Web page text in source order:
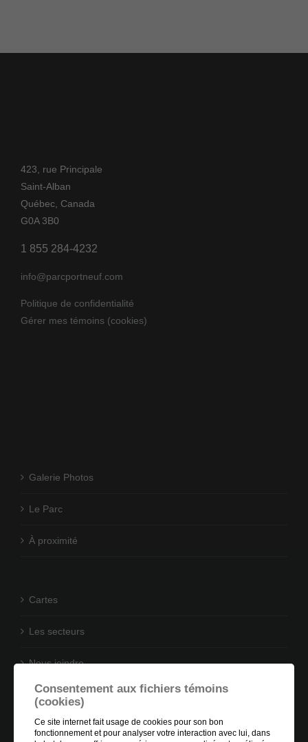
423, rue Principale
Saint-Alban
Québec, Canada
G0A 3B0
1 855 284-4232
info@parcportneuf.com
Politique de confidentialité
Gérer mes témoins (cookies)
Galerie Photos
Le Parc
À proximité
Cartes
Les secteurs
Nous joindre
Consentement aux fichiers témoins
(cookies)
Ce site internet fait usage de cookies pour son bon
fonctionnement et pour analyser votre interaction avec lui, dans